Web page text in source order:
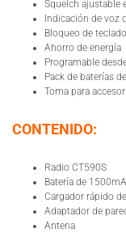
Squelch ajustable
Indicación de voz
Bloqueo de teclado
Ahorro de energía
Programable
Pack de baterías
Toma para
CONTENIDO:
Radio CT590S
Batería de
Cargador rápido
Adaptador de
Antena